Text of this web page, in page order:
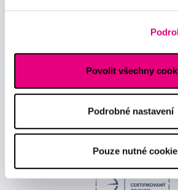
Povolit všechny
Podrobné nastavení
Pouze nutné
Chci dostávat informace o novinkách a
zpracováním osobních